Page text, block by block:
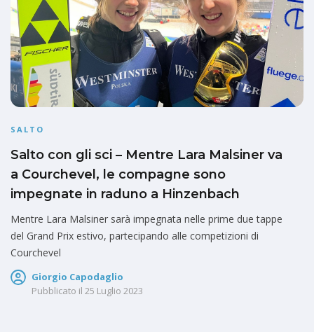
SALTO
Salto con gli sci – Mentre Lara Malsiner va
a Courchevel, le compagne sono
impegnate in raduno a Hinzenbach
Mentre Lara Malsiner sarà impegnata nelle prime due tappe
del Grand Prix estivo, partecipando alle competizioni di
Courchevel
Giorgio Capodaglio
Pubblicato il 25 Luglio 2023